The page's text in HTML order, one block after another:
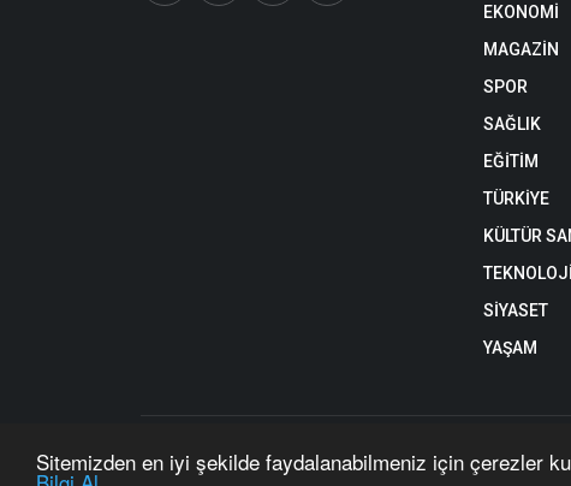
Sitemizden en iyi şekilde faydalanabilmeniz için çerezler
EKONOMİ
MAGAZİN
SPOR
SAĞLIK
EĞİTİM
TÜRKİYE
KÜLTÜR
TEKNOLOJİ
SİYASET
YAŞAM
Copyright © 2026 Ne Haber Kıbrıs - Tüm hakları saklıdır. |